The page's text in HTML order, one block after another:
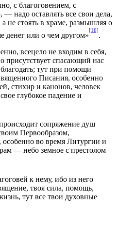
с благоговением, с
надо оставлять все свои дела,
не стоять в храме, размышляя о
денег или о чем другом»
[16]
.
всецело не входим в себя,
присутствует спасающий нас
тут при помощи
Писания, особенно
стихир и канонов, человек
глубокое падение и
сопряжение душ
Первообразом,
во время Литургии и
— небо земное с престолом
к нему, ибо из него
твоя сила, помощь,
тут все твои духовные